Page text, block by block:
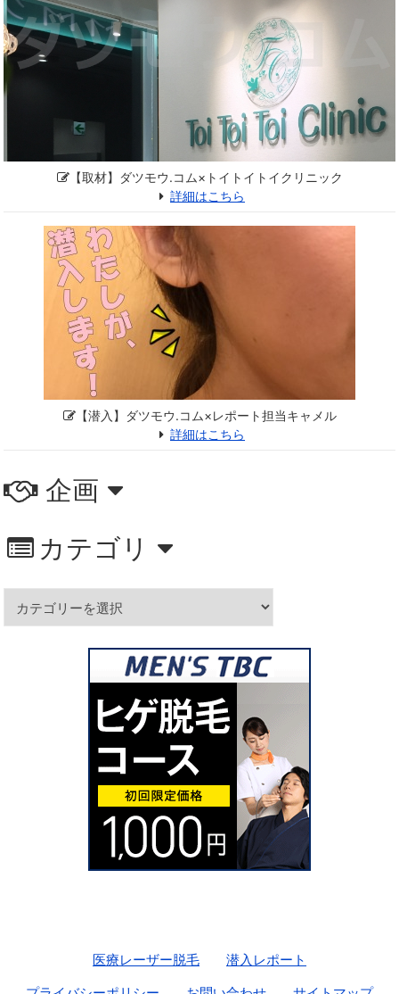
【取材】ダツモウ.コム×トイトイトイクリニック
詳細はこちら
【潜入】ダツモウ.コム×レポート担当キャメル
詳細はこちら
企画
カテゴリ
医療レーザー脱毛 潜入レポート